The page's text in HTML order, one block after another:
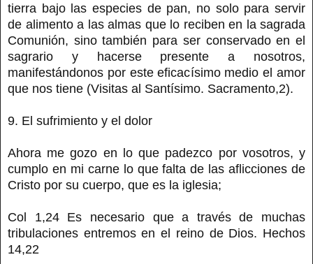
tierra bajo las especies de pan, no solo para servir
de alimento a las almas que lo reciben en la sagrada
Comunión, sino también para ser conservado en el
sagrario y hacerse presente a nosotros,
manifestándonos por este eficacísimo medio el amor
que nos tiene (Visitas al Santísimo. Sacramento,2).
9. El sufrimiento y el dolor
Ahora me gozo en lo que padezco por vosotros, y
cumplo en mi carne lo que falta de las aflicciones de
Cristo por su cuerpo, que es la iglesia;
Col 1,24 Es necesario que a través de muchas
tribulaciones entremos en el reino de Dios. Hechos
14,22